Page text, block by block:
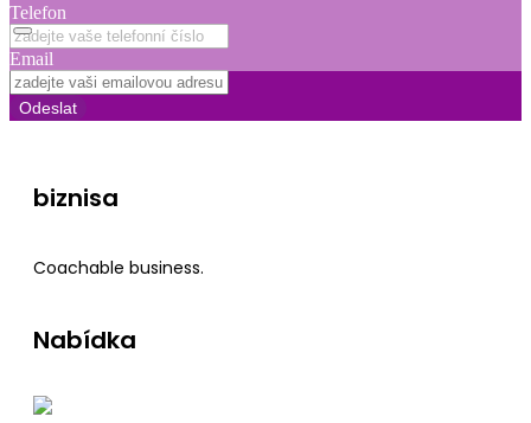
Telefon
Email
Odeslat
biznisa
Coachable business.
Nabídka